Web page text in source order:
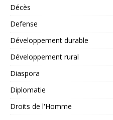
Décès
Defense
Développement durable
Développement rural
Diaspora
Diplomatie
Droits de l'Homme